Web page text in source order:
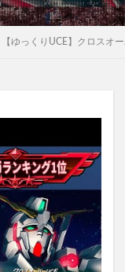
【ゆっくりUCE】クロスオ